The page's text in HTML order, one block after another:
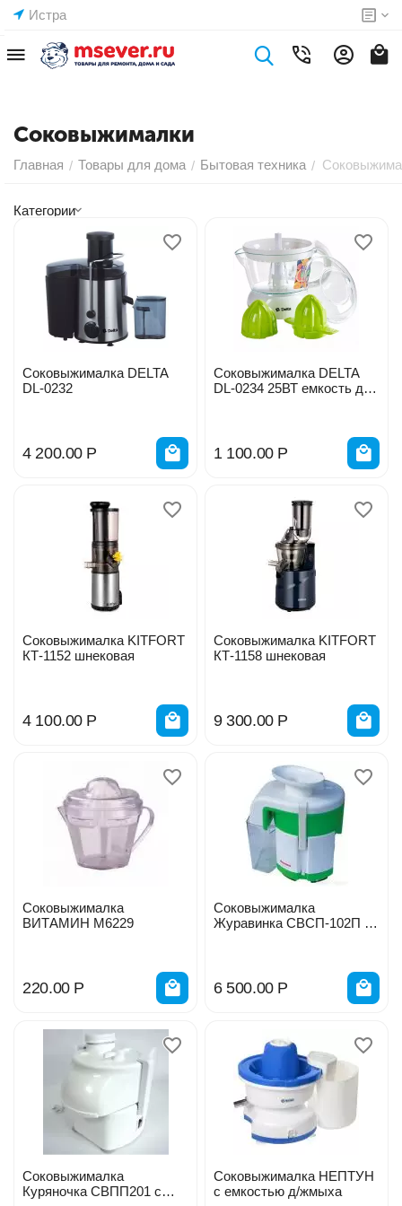
Истра
Соковыжималки
Главная / Товары для дома / Бытовая техника /
Категории
Соковыжималка DELTA
DL-0232
4 200.00 Р
Соковыжималка DELTA
DL-0234 25ВТ емкость для
1 100.00 Р
Соковыжималка KITFORT
КТ-1152 шнековая
4 100.00 Р
Соковыжималка KITFORT
КТ-1158 шнековая
9 300.00 Р
Соковыжималка
ВИТАМИН М6229
220.00 Р
Соковыжималка
Журавинка СВСП-102П с
6 500.00 Р
Соковыжималка
Куряночка СВПП201 с
Соковыжималка НЕПТУН
с емкостью д/жмыха